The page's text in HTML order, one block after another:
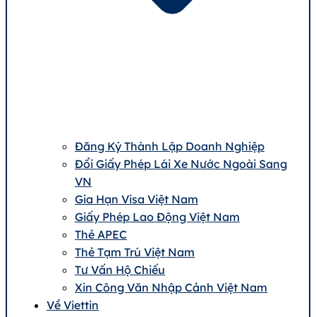
Đăng Ký Thành Lập Doanh Nghiệp
Đổi Giấy Phép Lái Xe Nước Ngoài Sang
VN
Gia Hạn Visa Việt Nam
Giấy Phép Lao Động Việt Nam
Thẻ APEC
Thẻ Tạm Trú Việt Nam
Tư Vấn Hộ Chiếu
Xin Công Văn Nhập Cảnh Việt Nam
Về Viettin